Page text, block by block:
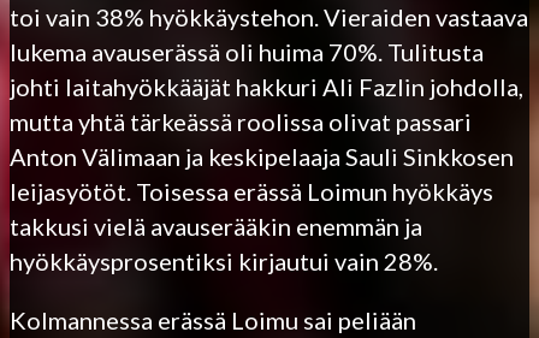
toi vain 38% hyökkäystehon. Vieraiden vastaava
lukema avauserässä oli huima 70%. Tulitusta
johti laitahyökkääjät hakkuri Ali Fazlin johdolla,
mutta yhtä tärkeässä roolissa olivat passari
Anton Välimaan ja keskipelaaja Sauli Sinkkosen
leijasyötöt. Toisessa erässä Loimun hyökkäys
takkusi vielä avauserääkin enemmän ja
hyökkäysprosentiksi kirjautui vain 28%.
Kolmannessa erässä Loimu sai peliään